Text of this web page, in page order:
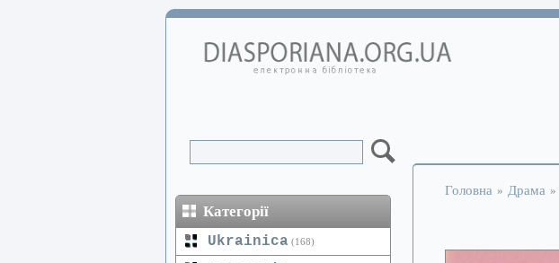
Категорії
Ukrainica (168)
Головна » Драма »